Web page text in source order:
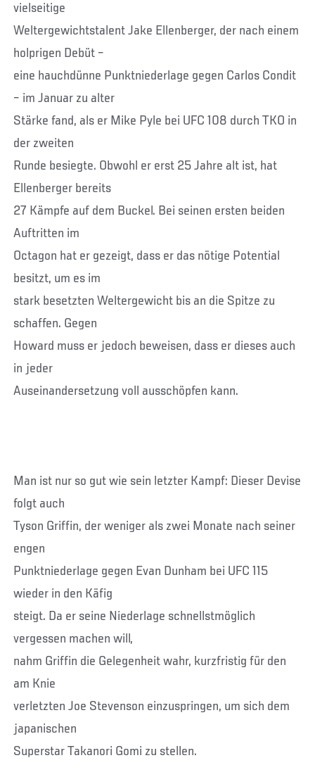
vielseitige
Weltergewichtstalent Jake Ellenberger, der nach einem
holprigen Debüt –
eine hauchdünne Punktniederlage gegen Carlos Condit
– im Januar zu alter
Stärke fand, als er Mike Pyle bei UFC 108 durch TKO in
der zweiten
Runde besiegte. Obwohl er erst 25 Jahre alt ist, hat
Ellenberger bereits
27 Kämpfe auf dem Buckel. Bei seinen ersten beiden
Auftritten im
Octagon hat er gezeigt, dass er das nötige Potential
besitzt, um es im
stark besetzten Weltergewicht bis an die Spitze zu
schaffen. Gegen
Howard muss er jedoch beweisen, dass er dieses auch
in jeder
Auseinandersetzung voll ausschöpfen kann.
Man ist nur so gut wie sein letzter Kampf: Dieser Devise
folgt auch
Tyson Griffin, der weniger als zwei Monate nach seiner
engen
Punktniederlage gegen Evan Dunham bei UFC 115
wieder in den Käfig
steigt. Da er seine Niederlage schnellstmöglich
vergessen machen will,
nahm Griffin die Gelegenheit wahr, kurzfristig für den
am Knie
verletzten Joe Stevenson einzuspringen, um sich dem
japanischen
Superstar Takanori Gomi zu stellen.